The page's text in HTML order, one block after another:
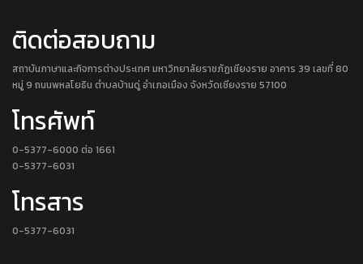
ติดต่อสอบถาม
สถาบันภาษาและกิจการต่างประเทศ มหาวิทยาลัยราชภัฏเชียงราย อาคาร 39 เลขที่ 80
หมู่ 9 ถนนพหลโยธิน ตำบลบ้านดู่ อำเภอเมือง จังหวัดเชียงราย 57100
โทรศัพท์
0-5377-6000 ต่อ 1661
0-5377-6031
โทรสาร
0-5377-6031